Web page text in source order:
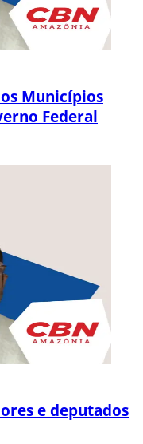
Municípios
Federal
e deputados